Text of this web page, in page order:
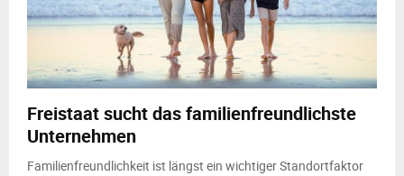
Freistaat sucht das familienfreundlichste
Unternehmen
Familienfreundlichkeit ist längst ein wichtiger Standortfaktor